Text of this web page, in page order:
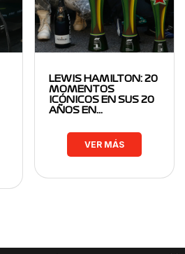
LEWIS HAMILTON: 20
MOMENTOS
ICÓNICOS EN SUS 20
AÑOS EN…
VER MÁS